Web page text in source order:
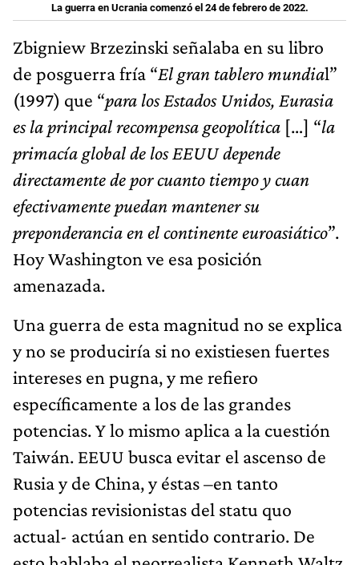
La guerra en Ucrania comenzó el 24 de febrero de 2022.
Zbigniew Brzezinski señalaba en su libro
de posguerra fría “El gran tablero mundial”
(1997) que “para los Estados Unidos, Eurasia
es la principal recompensa geopolítica […] “la
primacía global de los EEUU depende
directamente de por cuanto tiempo y cuan
efectivamente puedan mantener su
preponderancia en el continente euroasiático”.
Hoy Washington ve esa posición
amenazada.
Una guerra de esta magnitud no se explica
y no se produciría si no existiesen fuertes
intereses en pugna, y me refiero
específicamente a los de las grandes
potencias. Y lo mismo aplica a la cuestión
Taiwán. EEUU busca evitar el ascenso de
Rusia y de China, y éstas –en tanto
potencias revisionistas del statu quo
actual- actúan en sentido contrario. De